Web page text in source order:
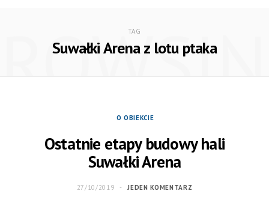
TAG
Suwałki Arena z lotu ptaka
O OBIEKCIE
Ostatnie etapy budowy hali
Suwałki Arena
27/10/2019 JEDEN KOMENTARZ